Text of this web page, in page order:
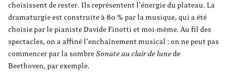
choisissent de rester. Ils représentent l’énergie du plateau. La
dramaturgie est construite à 80 % par la musique, qui a été
choisie par le pianiste Davide Finotti et moi-même. Au fil des
spectacles, on a affiné l’enchaînement musical : on ne peut pas
commencer par la sombre Sonate au clair de lunede
Beethoven, par exemple.